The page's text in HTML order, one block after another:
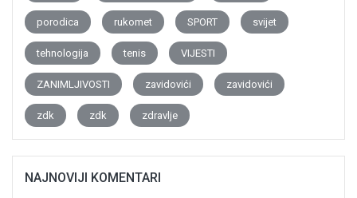
porodica rukomet SPORT svijet
tehnologija tenis VIJESTI
ZANIMLJIVOSTI zavidovići zavidovići
zdk zdk zdravlje
NAJNOVIJI KOMENTARI